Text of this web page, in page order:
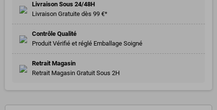
Livraison Sous 24/48H
Livraison Gratuite dès 99 €*
Contrôle Qualité
Produit Vérifié et réglé Emballage Soigné
Retrait Magasin
Retrait Magasin Gratuit Sous 2H